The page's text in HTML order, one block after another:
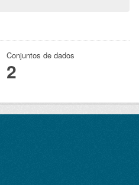
Conjuntos de dados
2